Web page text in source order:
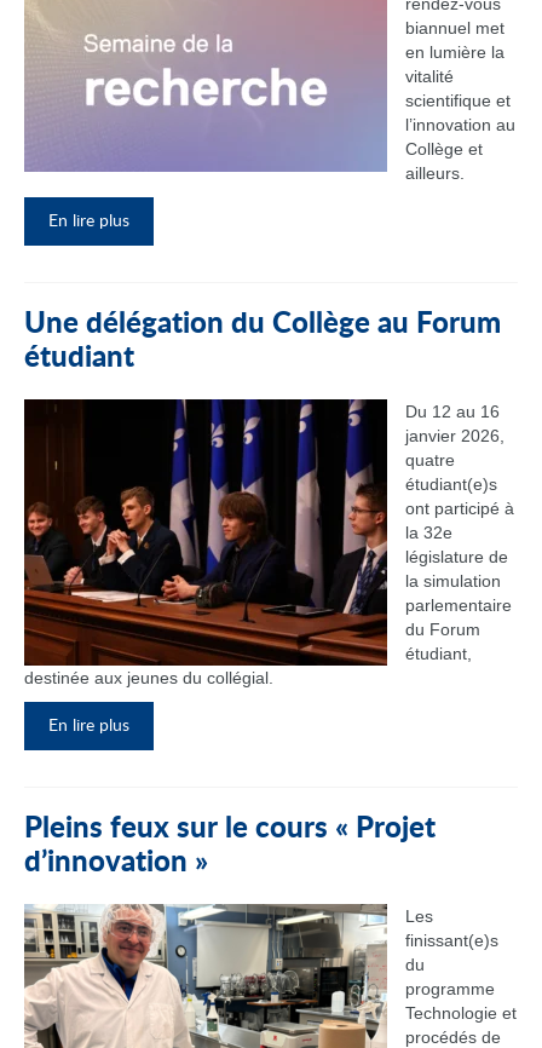
biannuel met
en lumière la
vitalité
scientifique et
l’innovation au
Collège et
ailleurs.
En lire plus
Une délégation du Collège au Forum
étudiant
Du 12 au 16
janvier 2026,
quatre
étudiant(e)s
ont participé à
la 32e
législature de
la simulation
parlementaire
du Forum
étudiant,
destinée aux jeunes du collégial.
En lire plus
Pleins feux sur le cours « Projet
d’innovation »
Les
finissant(e)s
du
programme
Technologie et
procédés de